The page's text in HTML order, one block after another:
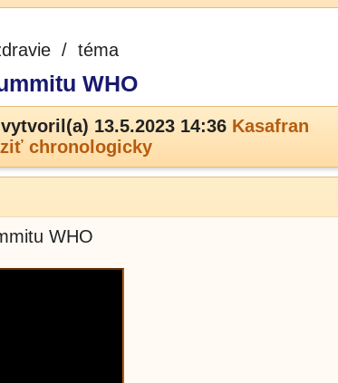
/ téma
WHO
13.5.2023 14:36 Kasafran
chronologicky
WHO